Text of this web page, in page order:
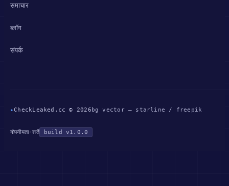
समाचार
ब्लॉग
संपर्क
▸CheckLeaked.cc © 2026 bg vector — starline / freepik
गोपनीयता·शर्तें build v1.0.0